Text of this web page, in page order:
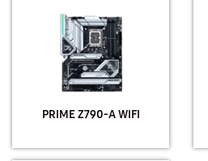
PRIME Z790-A WIFI